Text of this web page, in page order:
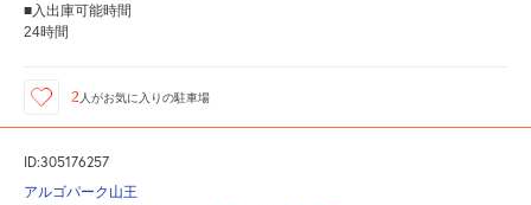
■入出庫可能時間
24時間
2 人がお気に入りの駐車場
ID:305176257
アルゴパーク山王